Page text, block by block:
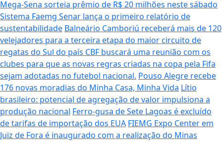
Mega-Sena sorteia prêmio de R$ 20 milhões neste sábado
Sistema Faemg Senar lança o primeiro relatório de
sustentabilidade Balneário Camboriú receberá mais de 120
velejadores para a terceira etapa do maior circuito de
regatas do Sul do país CBF buscará uma reunião com os
clubes para que as novas regras criadas na copa pela Fifa
sejam adotadas no futebol nacional. Pouso Alegre recebe
176 novas moradias do Minha Casa, Minha Vida Lítio
brasileiro: potencial de agregação de valor impulsiona a
produção nacional Ferro-gusa de Sete Lagoas é excluído
de tarifas de importação dos EUA FIEMG Expo Center em
Juiz de Fora é inaugurado com a realização do Minas